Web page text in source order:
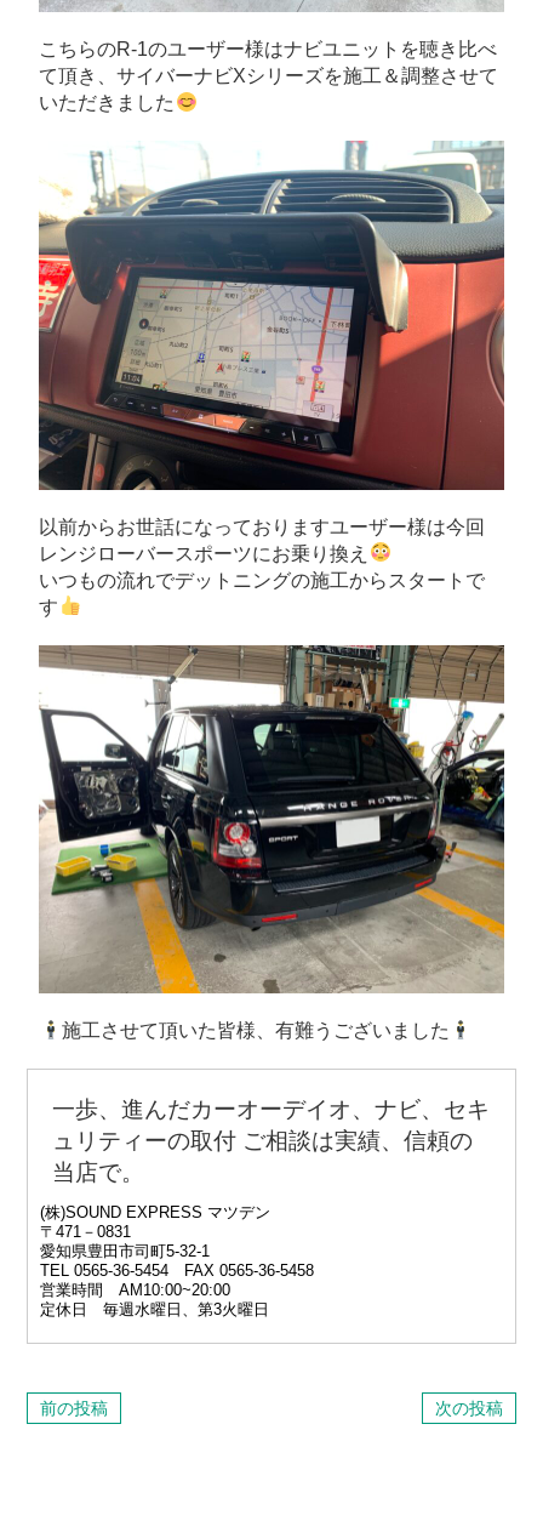
こちらのR-1のユーザー様はナビユニットを聴き比べ
て頂き、サイバーナビXシリーズを施工＆調整させて
いただきました
以前からお世話になっておりますユーザー様は今回
レンジローバースポーツにお乗り換え
いつもの流れでデットニングの施工からスタートで
す
施工させて頂いた皆様、有難うございました
一歩、進んだカーオーデイオ、ナビ、セキ
ュリティーの取付 ご相談は実績、信頼の
当店で。
(株)SOUND EXPRESS マツデン
〒471－0831
愛知県豊田市司町5‐32‐1
TEL 0565‐36‐5454 FAX 0565-36-5458
営業時間 AM10:00~20:00
定休日 毎週水曜日、第3火曜日
次の投稿
前の投稿